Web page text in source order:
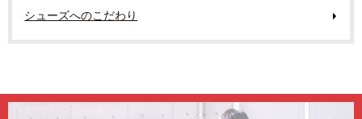
シューズへのこだわり